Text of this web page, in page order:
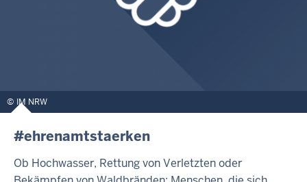
IM NRW
#ehrenamtstaerken
Ob Hochwasser, Rettung von Verletzten oder